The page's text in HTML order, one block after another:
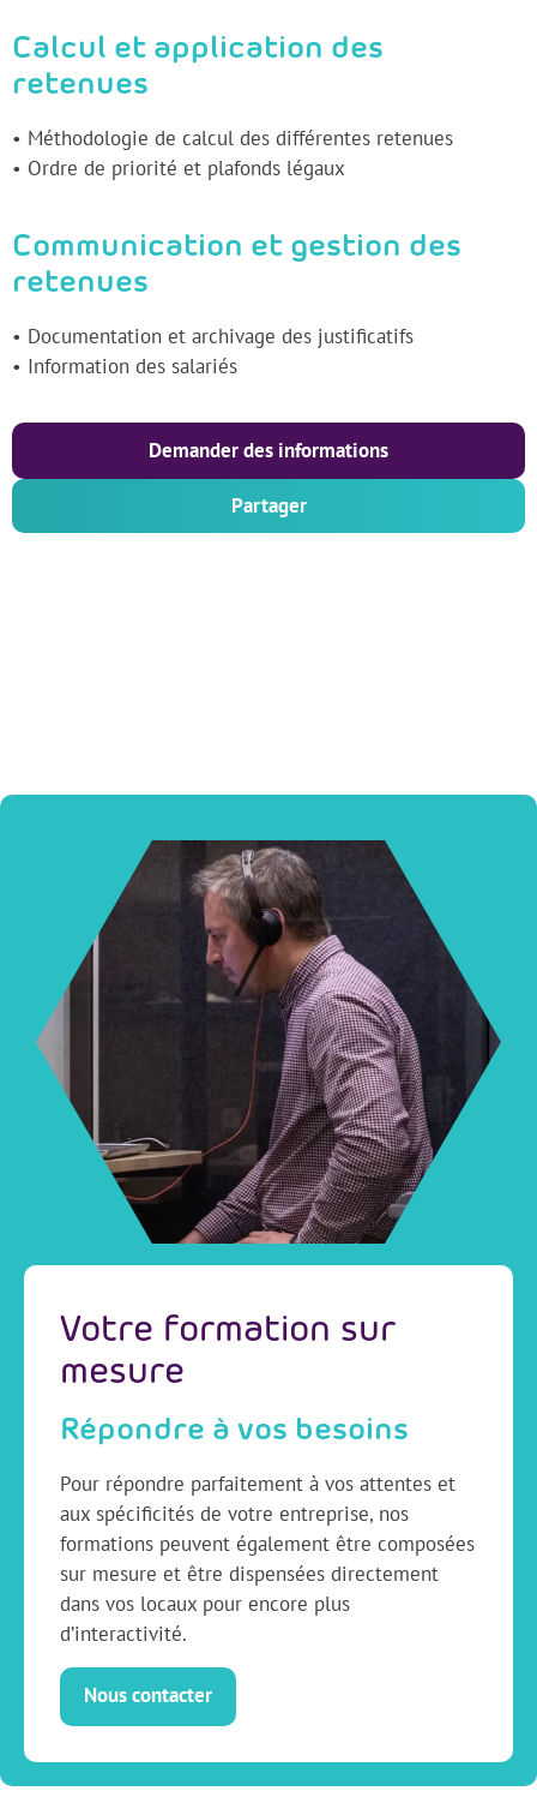
Demander des informations
Partager
Calcul et application des
retenues
• Méthodologie de calcul des différentes retenues
• Ordre de priorité et plafonds légaux
Communication et gestion des
retenues
• Documentation et archivage des justificatifs
• Information des salariés
Votre formation sur
mesure
Répondre à vos besoins
Pour répondre parfaitement à vos attentes et
aux spécificités de votre entreprise, nos
formations peuvent également être composées
sur mesure et être dispensées directement
dans vos locaux pour encore plus
d’interactivité.
Nous contacter